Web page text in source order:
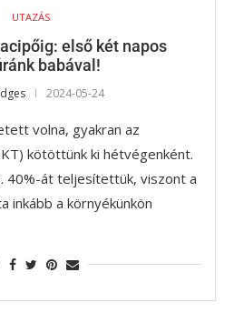
UTAZÁS
első két napos
babával!
2024-05-24
volna, gyakran az
kötöttünk ki hétvégenként.
40%-át teljesítettük, viszont a
inkább a környékünkön